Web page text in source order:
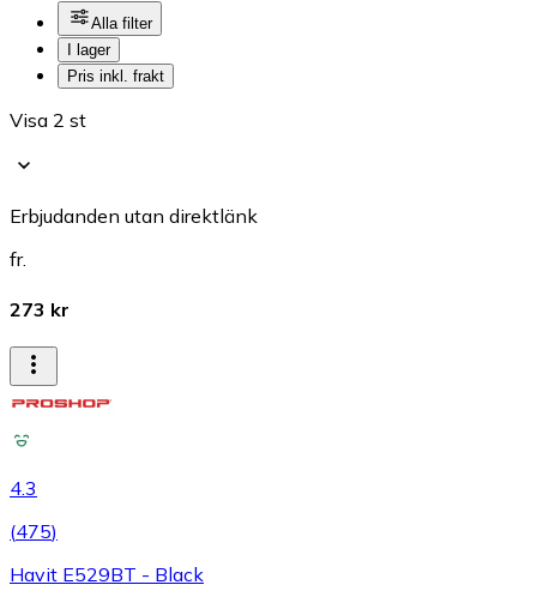
Alla filter
I lager
Pris inkl. frakt
Visa 2 st
Erbjudanden utan direktlänk
fr.
273 kr
4.3
(475)
Havit E529BT - Black